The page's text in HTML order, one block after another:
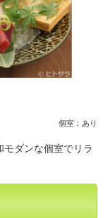
個室：あり
ダンな個室でリラ